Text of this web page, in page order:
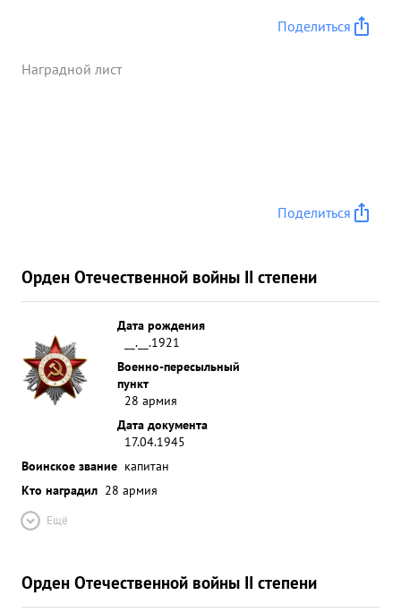
Поделиться
Наградной лист
Поделиться
Орден Отечественной войны II степени
Дата рождения
__.__.1921
Военно-пересыльный
пункт
28 армия
Дата документа
17.04.1945
Воинское звание капитан
Кто наградил 28 армия
Ещё
Орден Отечественной войны II степени